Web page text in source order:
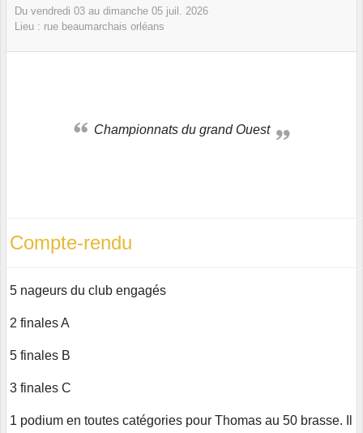
Du vendredi 03 au dimanche 05 juil. 2026
Lieu : rue beaumarchais orléans
Championnats du grand Ouest
Compte-rendu
5 nageurs du club engagés
2 finales A
5 finales B
3 finales C
1 podium en toutes catégories pour Thomas au 50 brasse. Il